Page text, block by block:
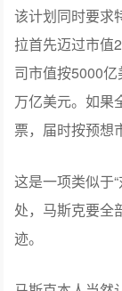
占特斯拉市值
这些运营目标包
工智能机器人；
辅助驾驶功能订
该计划同时要求
拉首先迈过市值